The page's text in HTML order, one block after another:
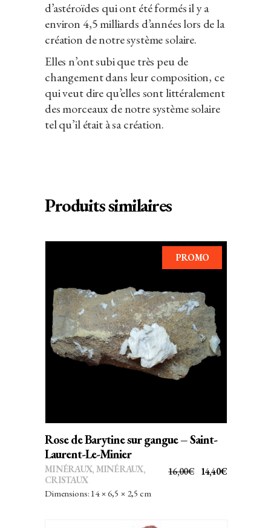
d’astéroïdes qui ont été formés il y a
environ 4,5 milliards d’années lors de la
création de notre système solaire.
Elles n’ont subi que très peu de
changement dans leur composition, ce
qui veut dire qu’elles sont littéralement
des morceaux de notre système solaire
tel qu’il était à sa création.
Produits similaires
PROMO
AJOUTER AU PANIER
Rose de Barytine sur gangue – Saint-
Laurent-Le-Minier
16,00€
LE
14,40€LE
MINÉRAUX, MINÉRAUX,
CRISTAUX
Dimensions: 14 × 6,5 × 2,5 cm